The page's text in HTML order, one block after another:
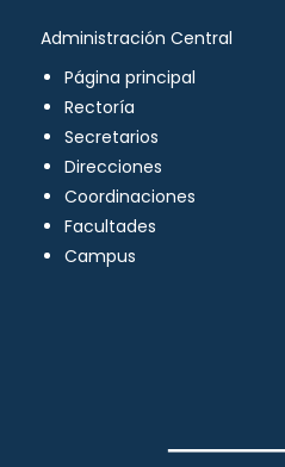
Administración Central
Página principal
Rectoría
Secretarios
Direcciones
Coordinaciones
Facultades
Campus